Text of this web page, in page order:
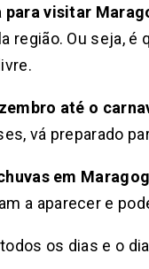
para visitar
região. Ou seja,
até o
vá preparado
em
a aparecer e
os dias e o